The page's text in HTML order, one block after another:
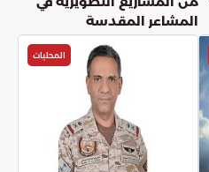
المشاعر المقدسة
المحليات